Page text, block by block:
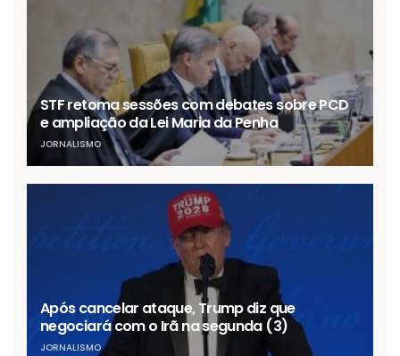
STF retoma sessões com debates sobre PCD
e ampliação da Lei Maria da Penha
JORNALISMO
Após cancelar ataque, Trump diz que
negociará com o Irã na segunda (3)
JORNALISMO